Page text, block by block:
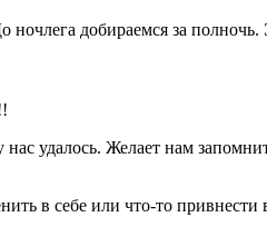
добираемся за
удалось. Желает нам
в себе или что-то привнести